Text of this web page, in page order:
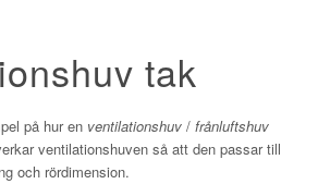
tak
på hur en ventilationshuv/ frånluftshuv
ventilationshuven så att den passar till
och rördimension.